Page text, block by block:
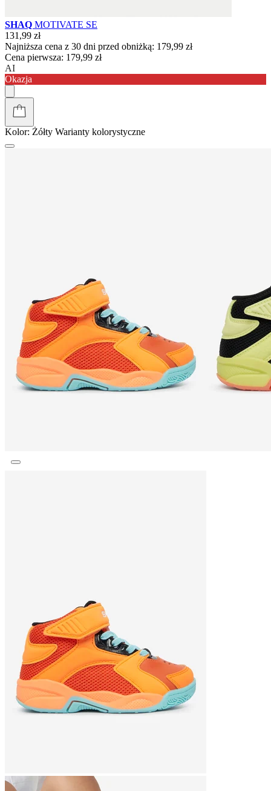
SHAQ MOTIVATE SE
131,99 zł
Najniższa cena z 30 dni przed obniżką: 179,99 zł
Cena pierwsza: 179,99 zł
AI
Okazja
Kolor: Żółty Warianty kolorystyczne